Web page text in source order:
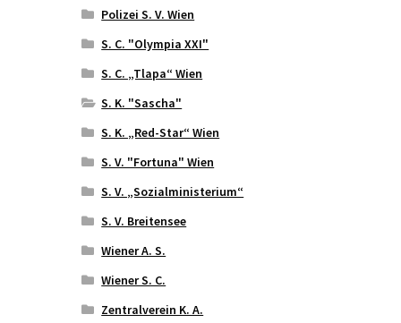
Polizei S. V. Wien
S. C. "Olympia XXI"
S. C. „Tlapa“ Wien
S. K. "Sascha"
S. K. „Red-Star“ Wien
S. V. "Fortuna" Wien
S. V. „Sozialministerium“
S. V. Breitensee
Wiener A. S.
Wiener S. C.
Zentralverein K. A.